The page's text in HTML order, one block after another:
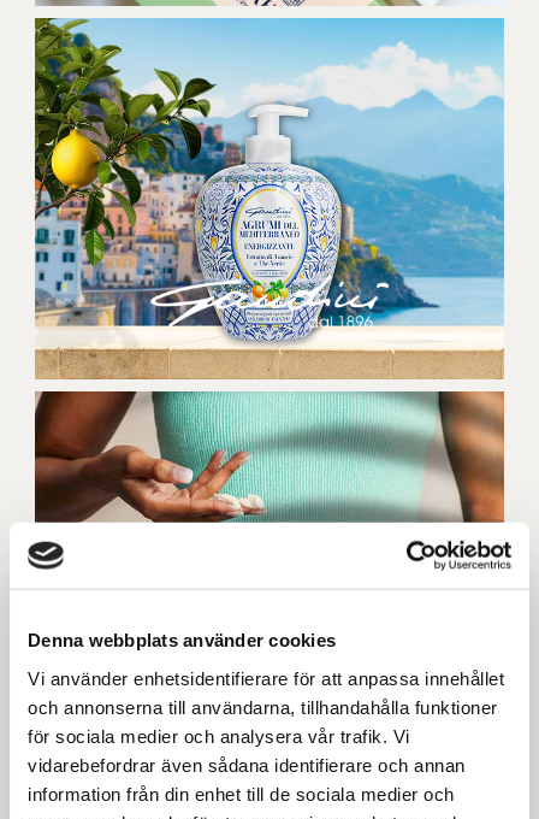
Denna webbplats använder cookies
Vi använder enhetsidentifierare för att anpassa innehållet
och annonserna till användarna, tillhandahålla funktioner
för sociala medier och analysera vår trafik. Vi
vidarebefordrar även sådana identifierare och annan
information från din enhet till de sociala medier och